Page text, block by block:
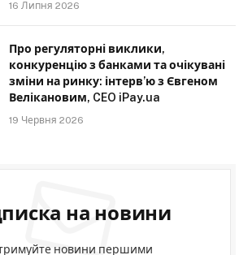
16 Липня 2026
Про регуляторні виклики,
конкуренцію з банками та очікувані
зміни на ринку: інтерв’ю з Євгеном
Велікановим, CEO iPay.ua
19 Червня 2026
на новини
новини першими